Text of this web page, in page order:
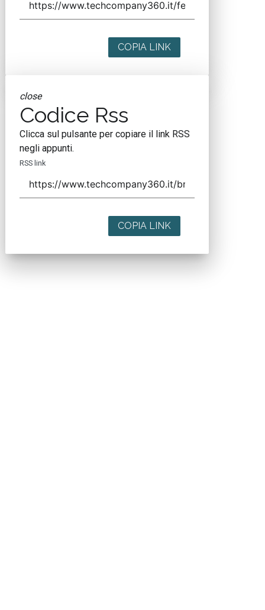
COPIA LINK
close
Codice Rss
Clicca sul pulsante per copiare il link RSS
negli appunti.
RSS link
COPIA LINK